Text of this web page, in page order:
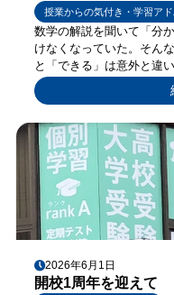
数学の解説を聞いて「分
けなくなっていた。そん
と「できる」は意外と違
授業からの気付き・学習アド
2026年6月1日
開校1周年を迎えて